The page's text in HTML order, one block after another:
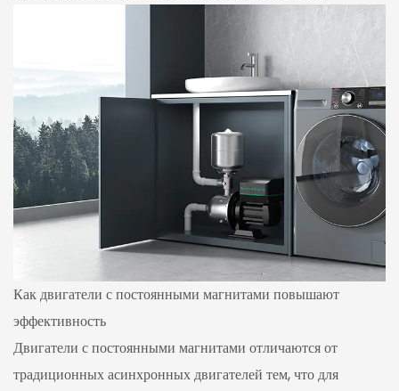
Как двигатели с постоянными магнитами повышают
эффективность
Двигатели с постоянными магнитами отличаются от
традиционных асинхронных двигателей тем, что для